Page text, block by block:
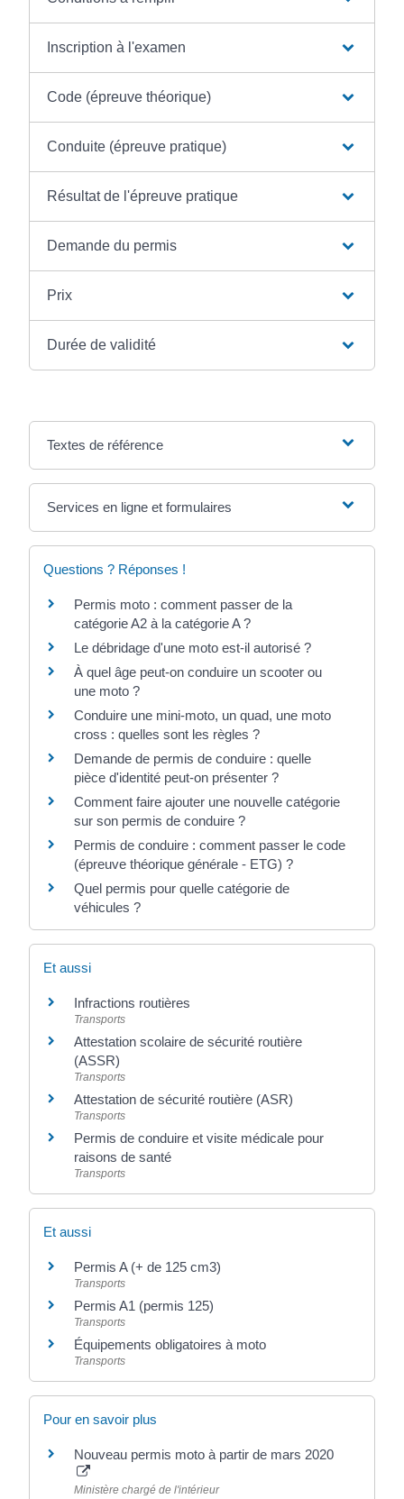
Inscription à l'examen
Code (épreuve théorique)
Conduite (épreuve pratique)
Résultat de l'épreuve pratique
Demande du permis
Prix
Durée de validité
Textes de référence
Services en ligne et formulaires
Questions ? Réponses !
Permis moto : comment passer de la
catégorie A2 à la catégorie A ?
Le débridage d'une moto est-il autorisé ?
À quel âge peut-on conduire un scooter ou
une moto ?
Conduire une mini-moto, un quad, une moto
cross : quelles sont les règles ?
Demande de permis de conduire : quelle
pièce d'identité peut-on présenter ?
Comment faire ajouter une nouvelle catégorie
sur son permis de conduire ?
Permis de conduire : comment passer le code
(épreuve théorique générale - ETG) ?
Quel permis pour quelle catégorie de
véhicules ?
Et aussi
Infractions routières
Transports
Attestation scolaire de sécurité routière
(ASSR)
Transports
Attestation de sécurité routière (ASR)
Transports
Permis de conduire et visite médicale pour
raisons de santé
Transports
Et aussi
Permis A (+ de 125 cm3)
Transports
Permis A1 (permis 125)
Transports
Équipements obligatoires à moto
Transports
Pour en savoir plus
Nouveau permis moto à partir de mars 2020
Ministère chargé de l'intérieur